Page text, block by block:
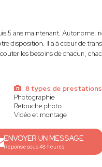
5 ans maintenant. Autonome,
disposition. Il a à cœur de
les besoins de chacun,
8 types de prestations
Photographie
Retouche photo
Vidéo et montage
ENVOYER UN MESSAGE
Réponse sous 48 heures